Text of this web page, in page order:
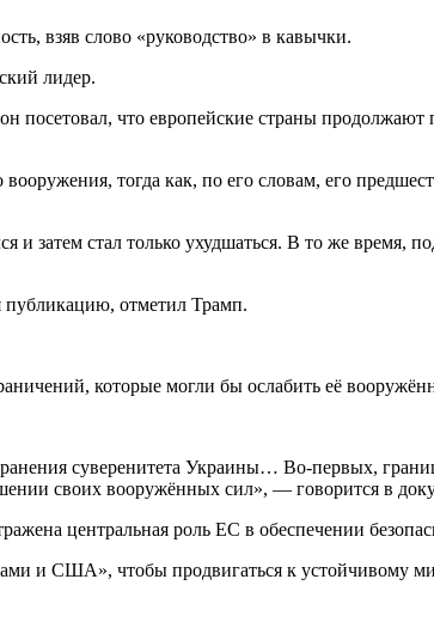
взяв слово «руководство» в кавычки.
лидер.
что европейские страны продолжают
тогда как, по его словам, его
затем стал только ухудшаться. В то же время,
отметил Трамп.
которые могли бы ослабить её
суверенитета Украины… Во-первых,
своих вооружённых сил», — говорится в
центральная роль ЕС в обеспечении
и США», чтобы продвигаться к устойчивому